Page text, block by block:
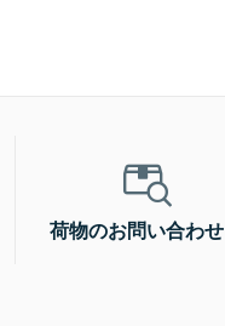
荷物のお問い合わせ